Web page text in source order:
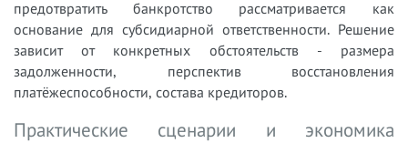
предотвратить банкротство рассматривается как
основание для субсидиарной ответственности. Решение
зависит от конкретных обстоятельств - размера
задолженности, перспектив восстановления
платёжеспособности, состава кредиторов.
Практические сценарии и экономика